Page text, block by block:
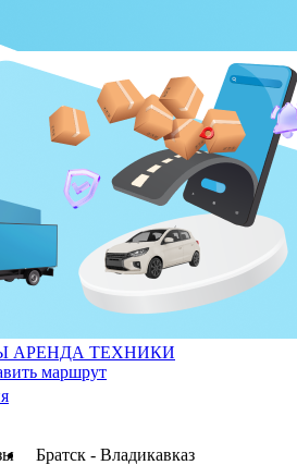
АРЕНДА ТЕХНИКИ
маршрут
Братск - Владикавказ